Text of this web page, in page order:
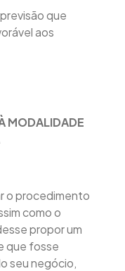
que
aos
MODALIDADE
o procedimento
como o
propor um
que fosse
seu negócio,